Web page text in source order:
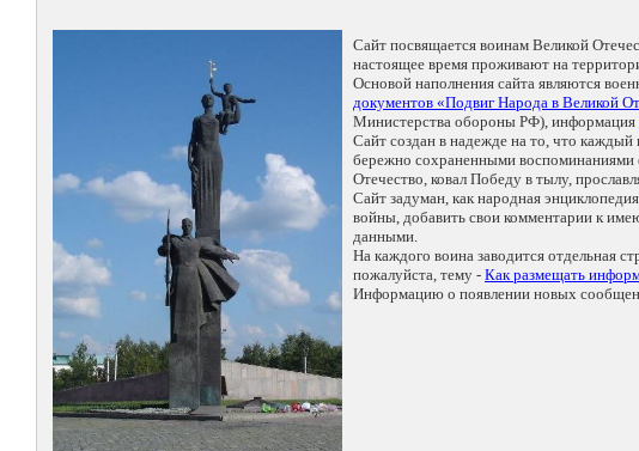
Сайт посвящается воинам Великой
настоящее время проживают на
Основой наполнения сайта являются
документов «Подвиг Народа в Великой
Министерства обороны РФ), информация
Сайт создан в надежде на то, что
бережно сохраненными воспоминаниями
Отечество, ковал Победу в тылу,
Сайт задуман, как народная
войны, добавить свои комментарии к
данными.
На каждого воина заводится отдельная
пожалуйста, тему - Как размещать
Информацию о появлении новых